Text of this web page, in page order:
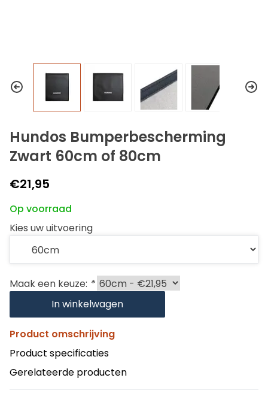
Hundos Bumperbescherming
Zwart 60cm of 80cm
€21,95
Op voorraad
Kies uw uitvoering
Maak een keuze: *
In winkelwagen
Product omschrijving
Product specificaties
Gerelateerde producten